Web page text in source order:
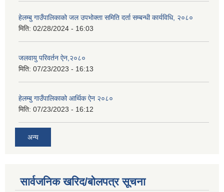
हेलम्बु गाउँपालिकाको जल उपभोक्ता समिति दर्ता सम्बन्धी कार्यविधि, २०८०
मिति: 02/28/2024 - 16:03
जलवायु परिवर्तन ऐन,२०८०
मिति: 07/23/2023 - 16:13
हेलम्बु गाउँपालिकाको आर्थिक ऐन २०८०
मिति: 07/23/2023 - 16:12
अन्य
सार्वजनिक खरिद/बोलपत्र सूचना